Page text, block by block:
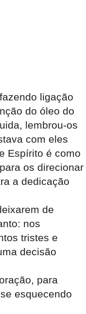
ligação
do óleo do
lembrou-os
com eles
Espírito é como
os direcionar
a dedicação
de
nos
tristes e
decisão
para
esquecendo